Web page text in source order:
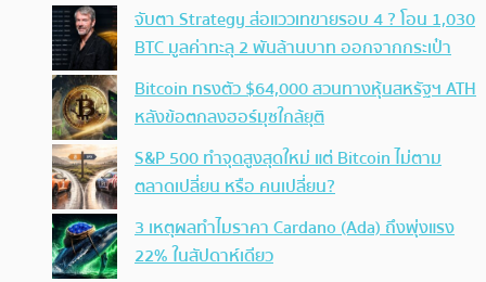
จับตา Strategy ส่อแววเทขายรอบ 4 ? โอน 1,030
BTC มูลค่าทะลุ 2 พันล้านบาท ออกจากกระเป๋า
Bitcoin ทรงตัว $64,000 สวนทางหุ้นสหรัฐฯ ATH
หลังข้อตกลงฮอร์มุซใกล้ยุติ
S&P 500 ทำจุดสูงสุดใหม่ แต่ Bitcoin ไม่ตาม
ตลาดเปลี่ยน หรือ คนเปลี่ยน?
3 เหตุผลทำไมราคา Cardano (Ada) ถึงพุ่งแรง
22% ในสัปดาห์เดียว